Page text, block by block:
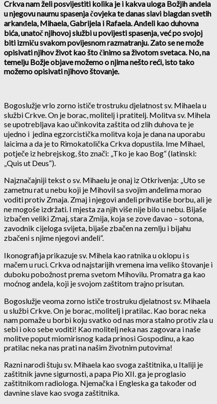
Crkva nam želi posvijestiti kolika je i kakva uloga Božjih anđela
u njegovu naumu spasenja čovjeka te danas slavi blagdan svetih
arkanđela, Mihaela, Gabrijela i Rafaela. Anđeli kao duhovna
bića, unatoč njihovoj službi u povijesti spasenja, već po svojoj
biti izmiču svakom povijesnom razmatranju. Zato se ne može
opisivati njihov život kao što činimo sa životom svetaca. No, na
temelju Božje objave možemo o njima nešto reći, isto tako
možemo opisivati njihovo štovanje.
Bogoslužje vrlo zorno ističe trostruku djelatnost sv. Mihaela u
službi Crkve. On je borac, molitelj i pratitelj. Molitva sv. Mihela
se upotrebljava kao učinkovita zaštita od zlih duhova te je
ujedno i jedina egzorcistička molitva koja je dana na uporabu
laicima a da je to Rimokatolička Crkva dopustila. Ime Mihael,
potječe iz hebrejskog, što znači: „Tko je kao Bog“ (latinski:
„Quis ut Deus“).
Najznačajniji tekst o sv. Mihaelu je onaj iz Otkrivenja: „Uto se
zametnu rat u nebu koji je Mihovil sa svojim anđelima morao
voditi protiv Zmaja. Zmaj i njegovi anđeli prihvatiše borbu, ali je
ne mogoše izdržati. I mjesta za njih više nije bilo u nebu. Bijaše
izbačen veliki Zmaj, stara Zmija, koja se zove đavao – sotona,
zavodnik cijeloga svijeta, bijaše zbačen na zemlju i bijahu
zbačeni s njime njegovi anđeli“.
Ikonografija prikazuje sv. Mihela kao ratnika u oklopu i s
mačem u ruci. Crkva od najstarijih vremena ima veliko štovanje i
duboku pobožnost prema svetom Mihovilu. Promatra ga kao
moćnog anđela, koji je svojom zaštitom trajno prisutan.
Bogoslužje veoma zorno ističe trostruku djelatnost sv. Mihaela
u službi Crkve. On je borac, molitelj i pratilac. Kao borac neka
nam pomaže u borbi koju svatko od nas mora stalno protiv zla u
sebi i oko sebe voditi! Kao molitelj neka nas zagovara i naše
molitve poput miomirisnog kada prinosi Gospodinu, a kao
pratilac neka nas prati na našim životnim putovima!
Razni narodi štuju sv. Mihaela kao svoga zaštitnika, u Italiji je
zaštitnik javne sigurnosti, a papa Pio XII. ga je proglasio
zaštitnikom radiologa. Njemačka i Engleska ga također od
davnine slave kao svoga zaštitnika.